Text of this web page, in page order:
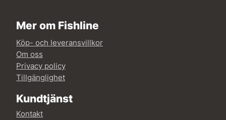
Mer om Fishline
Köp- och leveransvillkor
Om oss
Privacy policy
Tillgänglighet
Kundtjänst
Kontakt